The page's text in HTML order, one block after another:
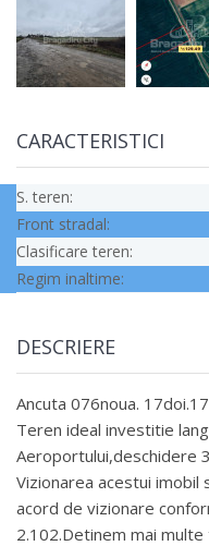
CARACTERISTICI
S. teren:
Front stradal:
Clasificare teren:
Regim inaltime:
DESCRIERE
Ancuta 076noua.
Teren ideal investitie
Aeroportului,deschidere
Vizionarea acestui imobil
acord de vizionare
2.102.Detinem mai